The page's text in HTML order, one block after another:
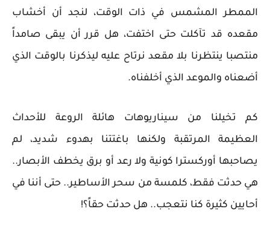
الممطر المشمس في ذات الوقت، لنجد أن أخشاب
مقعده قد تآكلت حتى اختفت، هل قرر أن يبقى صامداً
منتصبا ينتظرنا بلا مقعد نرتاح عليه ليذكرنا بالوقت الذي
أضعناه والموعد الذي أخلفناه.
كم تخيلنا من سيناريوهات هائلة الروعة للأحداث
العظيمة المرتقبة ولكنها باغتتنا بهدوء شديد، لم
يصاحبها أوركسترا كونية ولا رعد أو برق يخطف الأبصار..
هي حدثت فقط، كلمسة من سحر الأساطير.. حتى أننا في
أحايين كثيرة كنا نتعجب.. هل حدثت حقاً؟!